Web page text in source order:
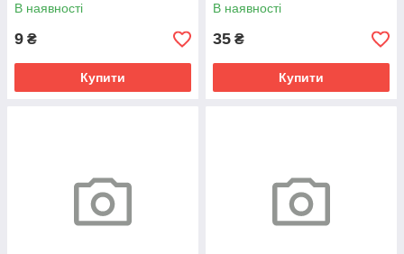
В наявності
9 ₴
Купити
В наявності
35 ₴
Купити